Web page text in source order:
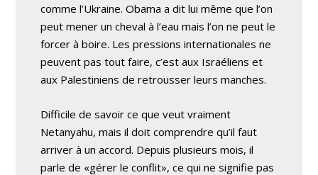
comme l’Ukraine. Obama a dit lui même que l’on
peut mener un cheval à l’eau mais l’on ne peut le
forcer à boire. Les pressions internationales ne
peuvent pas tout faire, c’est aux Israéliens et
aux Palestiniens de retrousser leurs manches.
Difficile de savoir ce que veut vraiment
Netanyahu, mais il doit comprendre qu’il faut
arriver à un accord. Depuis plusieurs mois, il
parle de «gérer le conflit», ce qui ne signifie pas